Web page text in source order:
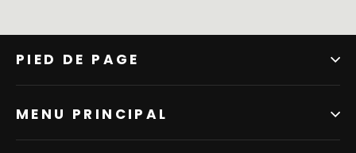
PIED DE PAGE
MENU PRINCIPAL